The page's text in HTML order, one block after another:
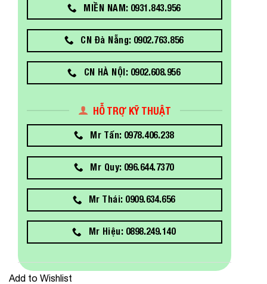
MIỀN NAM: 0931.843.956
CN Đà Nẵng: 0902.763.856
CN HÀ NỘI: 0902.608.956
HỖ TRỢ KỸ THUẬT
Mr Tấn: 0978.406.238
Mr Quy: 096.644.7370
Mr Thái: 0909.634.656
Mr Hiệu: 0898.249.140
Add to Wishlist